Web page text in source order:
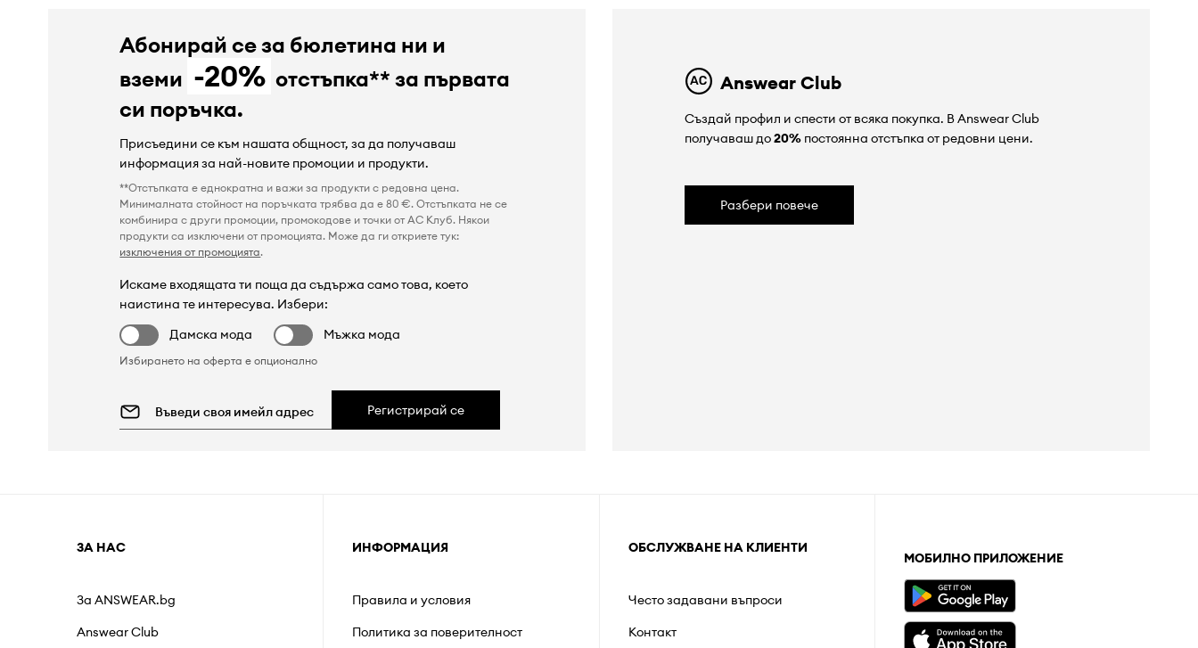
Абонирай се за бюлетина ни и
вземи -20% отстъпка** за първата
си поръчка.
Присъедини се към нашата общност, за да получаваш
информация за най-новите промоции и продукти.
**Отстъпката е еднократна и важи за продукти с редовна цена.
Минималната стойност на поръчката трябва да е 80 €. Отстъпката не се
комбинира с други промоции, промокодове и точки от AC Клуб. Някои
продукти са изключени от промоцията. Може да ги откриете тук:
изключения от промоцията.
Искаме входящата ти поща да съдържа само това, което
наистина те интересува. Избери:
Дамска мода
Мъжка мода
Избирането на оферта е опционално
Регистрирай се
Answear Club
Създай профил и спести от всяка покупка. В Answear Club
получаваш до20%постоянна отстъпка от редовни цени.
Разбери повече
ЗА НАС
За ANSWEAR.bg
Answear Club
ИНФОРМАЦИЯ
Правила и условия
Политика за поверителност
ОБСЛУЖВАНЕ НА КЛИЕНТИ
Често задавани въпроси
Контакт
МОБИЛНО ПРИЛОЖЕНИЕ